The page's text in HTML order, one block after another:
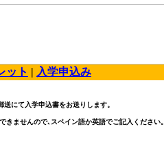
ット | 入学申込み
にて入学申込書をお送りします。
きませんので､スペイン語か英語でご記入ください。